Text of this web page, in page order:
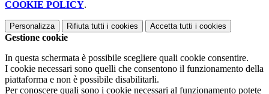
COOKIE POLICY.
Personalizza Rifiuta tutti i cookies Accetta tutti i cookies
Gestione cookie
In questa schermata è possibile scegliere quali cookie consentire.
I cookie necessari sono quelli che consentono il funzionamento della
piattaforma e non è possibile disabilitarli.
Per conoscere quali sono i cookie necessari al funzionamento potete